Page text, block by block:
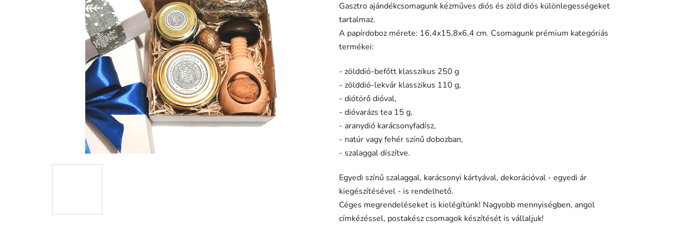
átlagos
értékelése
5-
ből
csillag.
Gasztro ajándékcsomagunk kézműves diós és zöld diós különlegességeket
tartalmaz.
A papírdoboz mérete: 16,4x15,8x6,4 cm. Csomagunk prémium kategóriás
termékei:
- zölddió-befőtt klasszikus 250 g
- zölddió-lekvár klasszikus 110 g,
- diótörő dióval,
- dióvarázs tea 15 g,
- aranydió karácsonyfadísz,
- natúr vagy fehér színű dobozban,
- szalaggal díszítve.
Egyedi színű szalaggal, karácsonyi kártyával, dekorációval - egyedi ár
kiegészítésével - is rendelhető.
Céges megrendeléseket is kielégítünk! Nagyobb mennyiségben, angol
címkézéssel, postakész csomagok készítését is vállaljuk!